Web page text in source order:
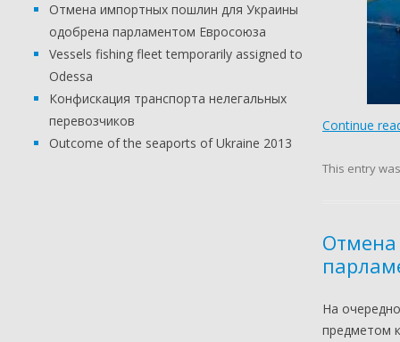
Continue
This entry
На
предметом
Отмена импортных пошлин для Украины
одобрена парламентом Евросоюза
Vessels fishing fleet temporarily assigned to
Odessa
Конфискация транспорта нелегальных
перевозчиков
Outcome of the seaports of Ukraine 2013